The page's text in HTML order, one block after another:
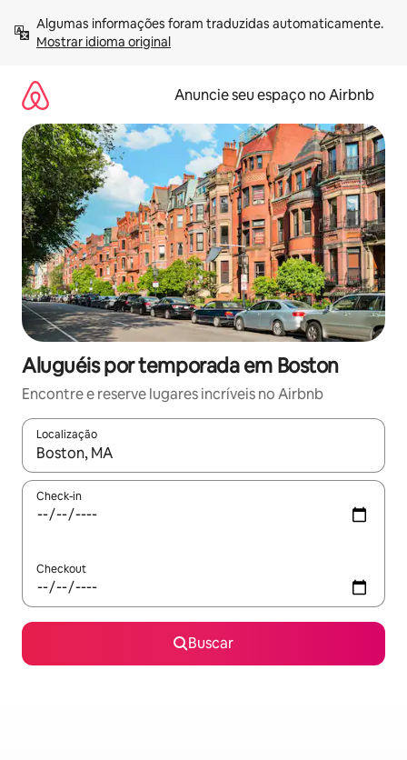
para
Mostrar idioma original
Anuncie seu espaço no Airbnb
Aluguéis por temporada em Boston
Encontre e reserve lugares incríveis no Airbnb
Localização
Quando os resultados estiverem disponíveis, explore-os
Check-in
Checkout
Buscar